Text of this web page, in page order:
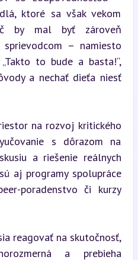
ktoré sa však vekom
by mal byť zároveň
– namiesto
to bude a basta!“,
a nechať dieťa niesť
na rozvoj kritického
s dôrazom na
a riešenie reálnych
aj programy spolupráce
poradenstvo či kurzy
reagovať na skutočnosť,
a prebieha